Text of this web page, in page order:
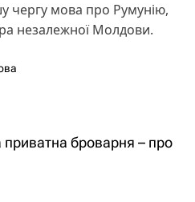
мова про Румунію,
незалежної Молдови.
броварня – про